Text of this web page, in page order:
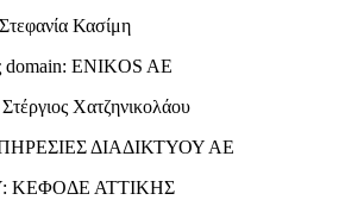
Στεφανία Κασίμη
domain: ENIKOS AE
Στέργιος Χατζηνικολάου
ΔΙΑΔΙΚΤΥΟΥ ΑΕ
ΚΕΦΟΔΕ ΑΤΤΙΚΗΣ